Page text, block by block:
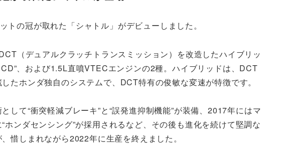
の冠が取れた「シャトル」がデビューしました。
（デュアルクラッチトランスミッション）を改造したハイブリッ
、および1.5L直噴VTECエンジンの2種。ハイブリッドは、DCT
たホンダ独自のシステムで、DCT特有の俊敏な変速が特徴です。
して“衝突軽減ブレーキ”と“誤発進抑制機能”が装備、2017年にはマ
ホンダセンシング”が採用されるなど、その後も進化を続けて堅調な
惜しまれながら2022年に生産を終えました。